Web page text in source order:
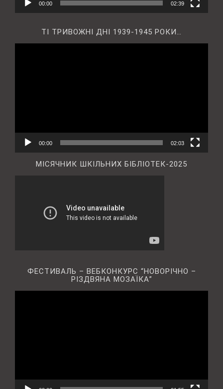
00:00 02:39
ТІ ТРИВОЖНІ ДНІ 1939-1945 РОКИ…
00:00 02:03
МІСЯЧНИК ШКІЛЬНИХ БІБЛІОТЕК-2025
ФЕСТИВАЛЬ – ВЕБКОНКУРС “НОВОРІЧНО –
РІЗДВЯНА МОЗАЇКА”